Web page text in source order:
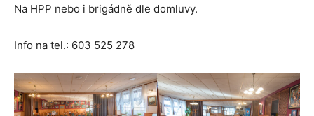
Na HPP nebo i brigádně dle domluvy.
Info na tel.: 603 525 278